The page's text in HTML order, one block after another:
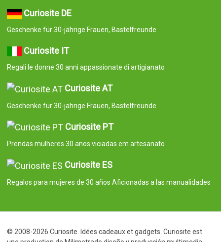
Curiosite DE
Geschenke für 30-jährige Frauen, Bastelfreunde
Curiosite IT
Regali le donne 30 anni appassionate di artigianato
Curiosite AT
Geschenke für 30-jährige Frauen, Bastelfreunde
Curiosite PT
Prendas mulheres 30 anos viciadas em artesanato
Curiosite ES
Regalos para mujeres de 30 años Aficionadas a las manualidades
© 2008-2026 Curiosite. Idées cadeaux et gadgets. Curiosite est